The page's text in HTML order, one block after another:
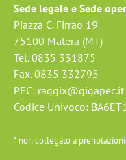
Sede legale e Sede
Piazza C. Firrao 19
75100 Matera (MT)
Tel. 0835 331875
Fax. 0835 332795
PEC: raggix@gigapec.it
Codice Univoco:
* non collegato a prenotazioni